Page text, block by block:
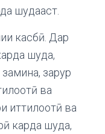
шудааст.
касбӣ. Дар
шуда,
зарур
ва
иттилоотӣ ва
карда шуда,